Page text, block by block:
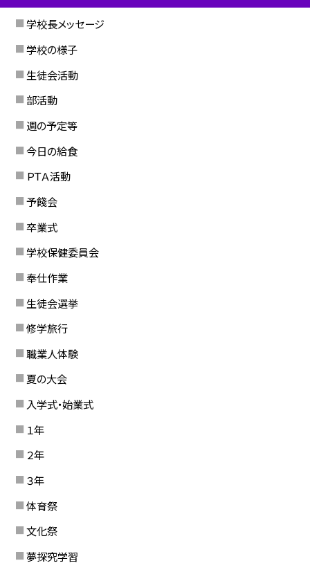
学校長メッセージ
学校の様子
生徒会活動
部活動
週の予定等
今日の給食
ＰＴＡ活動
予餞会
卒業式
学校保健委員会
奉仕作業
生徒会選挙
修学旅行
職業人体験
夏の大会
入学式・始業式
１年
２年
３年
体育祭
文化祭
夢探究学習